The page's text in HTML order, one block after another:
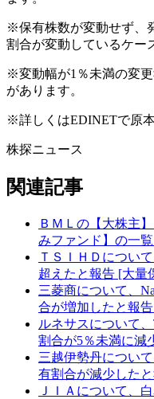
※保有株数が変動せず、
割合が変動しているケー
※変動幅が1％未満の変
があります。
※詳しくはEDINETで原
株探ニュース
関連記事
ＢＭＬの【大株主
みファンド】の一
ＴＳＩＨＤについ
超えたと報告 [大量
三菱商について、
合が増加したと報
ルネサスについて、
割合が5％未満に減
三越伊勢丹について
有割合が減少した
ＪＩＡについて、